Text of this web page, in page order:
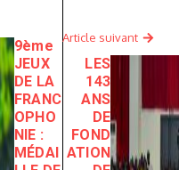
9ème
JEUX
DE LA
FRANC
OPHO
NIE :
MÉDAI
Article suivant
LES
143
ANS
DE
FOND
ATION